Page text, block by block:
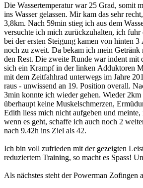
Die Wassertemperatur war 25 Grad, somit
ins Wasser gelassen. Mir kam das sehr
3,8km. Nach 59min stieg ich aus dem
versuchte ich mich zurückzuhalten, ich
bei der ersten Steigung kamen von hinten
noch zu zweit. Da bekam ich mein
den Rest. Die zweite Runde war indent
sich ein Krampf in der linken Adduktoren
mit dem Zeitfahhrad unterwegs im Jahre
raus - unwissend an 19. Position overall.
3min konnte ich wieder gehen. Wieder
überhaupt keine Muskelschmerzen,
Edith liess mich nicht aufgeben und
wenn es geht, schaffe ich auch noch 2
nach 9.42h ins Ziel als 42.
Ich bin voll zufrieden mit der gezeigten
reduziertem Training, so macht es Spass!
Als nächstes steht der Powerman